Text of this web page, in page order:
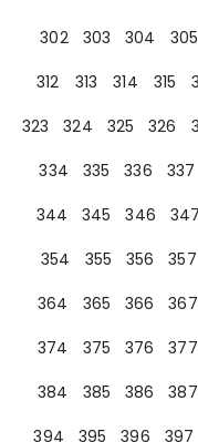
302
303 304 305
312
313 314 315
323
324 325 326
334
335 336 337
344
345 346 347
354
355 356 357
364
365 366 367
374
375 376 377
384
385 386 387
394
395 396 397